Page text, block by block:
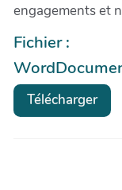
engagements et
Fichier :
Télécharger